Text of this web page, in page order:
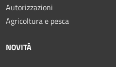
Autorizzazioni
Agricoltura e pesca
NOVITÀ